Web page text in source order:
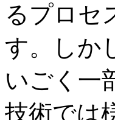
るプロセ
す。しか
いごく一
技術では